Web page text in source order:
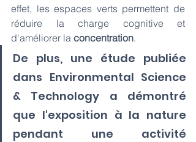
effet, les espaces verts permettent de
réduire la charge cognitive et
d'améliorer la concentration.
De plus, une étude publiée
dans Environmental Science
& Technology a démontré
que l'exposition à la nature
pendant une activité